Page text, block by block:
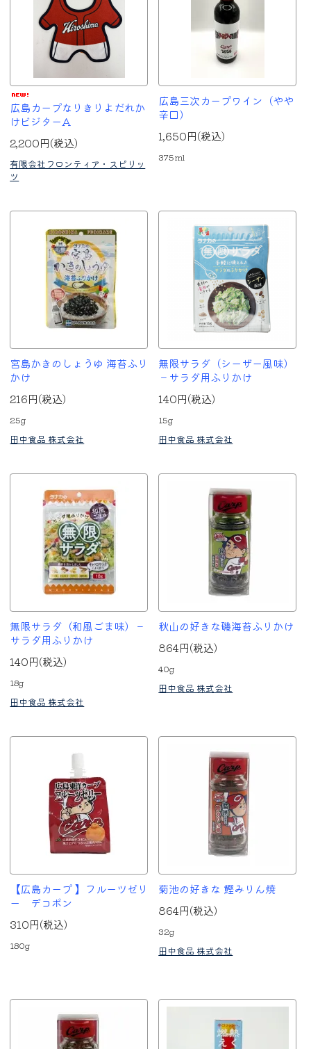
広島カープなりきりよだれか
けビジターA
2,200円(税込)
有限会社フロンティア・スピリッ
ツ
広島三次カープワイン（やや
辛口）
1,650円(税込)
375ml
宮島かきのしょうゆ 海苔ふり
かけ
216円(税込)
25g
田中食品 株式会社
無限サラダ（シーザー風味）
－サラダ用ふりかけ
140円(税込)
15g
田中食品 株式会社
無限サラダ（和風ごま味）－
サラダ用ふりかけ
140円(税込)
18g
田中食品 株式会社
秋山の好きな磯海苔ふりかけ
864円(税込)
40g
田中食品 株式会社
【広島カープ 】フルーツゼリ
ー デコポン
310円(税込)
180g
菊池の好きな 鰹みりん焼
864円(税込)
32g
田中食品 株式会社